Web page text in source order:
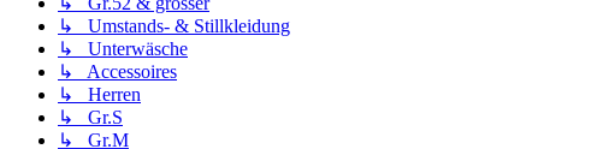
↳ Umstands- & Stillkleidung
↳ Unterwäsche
↳ Accessoires
↳ Herren
↳ Gr.S
↳ Gr.M